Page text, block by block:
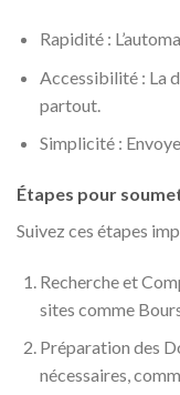
Rapidité :
Accessibilité : La
partout.
Simplicité :
Étapes pour
Suivez ces étapes
Recherche et
sites comme
Préparation des
nécessaires,